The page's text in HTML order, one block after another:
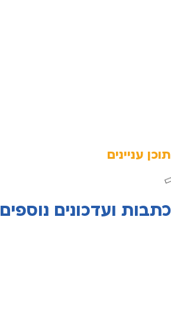
תוכן עניינים
כתבות ועדכונים נוספים